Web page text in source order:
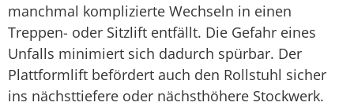
manchmal komplizierte Wechseln in einen
Treppen- oder Sitzlift entfällt. Die Gefahr eines
Unfalls minimiert sich dadurch spürbar. Der
Plattformlift befördert auch den Rollstuhl sicher
ins nächsttiefere oder nächsthöhere Stockwerk.